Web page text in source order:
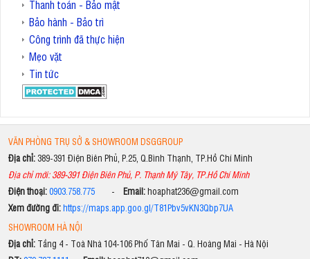
Thanh toán - Bảo mật
Bảo hành - Bảo trì
Công trình đã thực hiện
Mẹo vặt
Tin tức
VĂN PHÒNG TRỤ SỞ & SHOWROOM DSGGROUP
Địa chỉ: 389-391 Điện Biên Phủ, P.25, Q.Bình Thạnh, TP.Hồ Chí Minh
Địa chỉ mới: 389-391 Điện Biên Phủ, P. Thạnh Mỹ Tây, TP.Hồ Chí Minh
Điện thoại:0903.758.775- Email:hoaphat236@gmail.com
Xem đường đi:https://maps.app.goo.gl/T81Pbv5vKN3Qbp7UA
SHOWROOM HÀ NỘI
Địa chỉ:Tầng 4 - Toà Nhà 104-106 Phố Tân Mai - Q. Hoàng Mai - Hà Nội